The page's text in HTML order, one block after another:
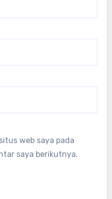
web saya pada
saya berikutnya.